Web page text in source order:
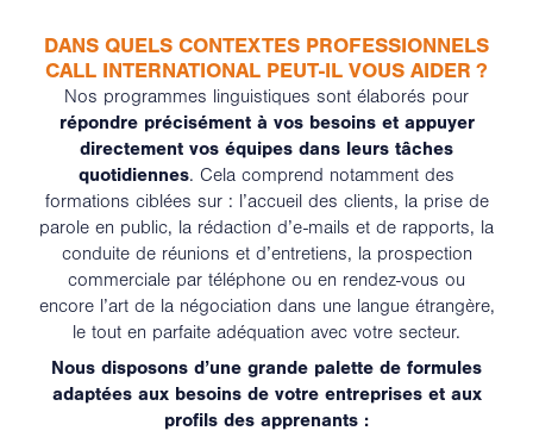
DANS QUELS CONTEXTES PROFESSIONNELS
CALL INTERNATIONAL PEUT-IL VOUS AIDER ?
Nos programmes linguistiques sont élaborés pour
répondre précisément à vos besoins et appuyer
directement vos équipes dans leurs tâches
quotidiennes. Cela comprend notamment des
formations ciblées sur : l’accueil des clients, la prise de
parole en public, la rédaction d’e-mails et de rapports, la
conduite de réunions et d’entretiens, la prospection
commerciale par téléphone ou en rendez-vous ou
encore l’art de la négociation dans une langue étrangère,
le tout en parfaite adéquation avec votre secteur.
Nous disposons d’une grande palette de formules
adaptées aux besoins de votre entreprises et aux
profils des apprenants :